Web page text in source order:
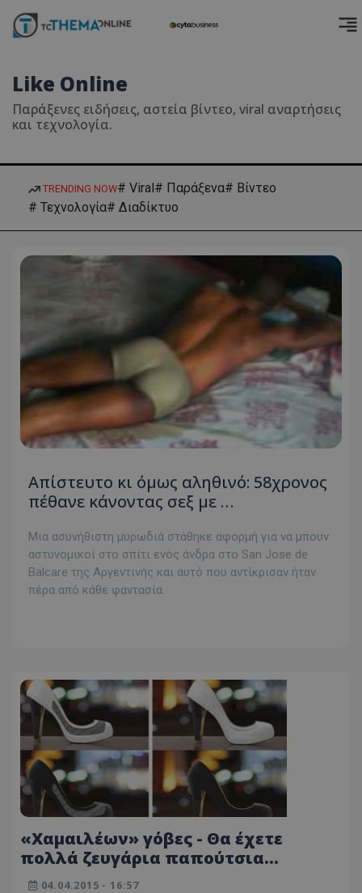
Like Online
Παράξενες ειδήσεις, αστεία βίντεο, viral αναρτήσεις
και τεχνολογία.
TRENDING NOW# Viral# Παράξενα# Βίντεο
# Τεχνολογία# Διαδίκτυο
Απίστευτο κι όμως αληθινό: 58χρονος
πέθανε κάνοντας σεξ με …
Μια ασυνήθιστη μυρωδιά στάθηκε αφορμή για να μπουν
αστυνομικοί στο σπίτι ενός άνδρα στο San Jose de
Balcare της Αργεντινής και αυτό που αντίκρισαν ήταν
πέρα από κάθε φαντασία.
«Χαμαιλέων» γόβες - Θα έχετε
πολλά ζευγάρια παπούτσια
αγοράζοντας μόνο ένα...(BINTEO)
04.04.2015 - 16:57